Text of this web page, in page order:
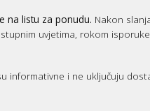
na listu za ponudu. Nakon
uvjetima, rokom
informativne i ne uključuju